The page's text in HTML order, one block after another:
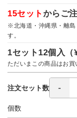
15セット からご
※北海道・沖縄県・離島
す。
1セット12個入（
ただいまこの商品はお
注文セット数
個数